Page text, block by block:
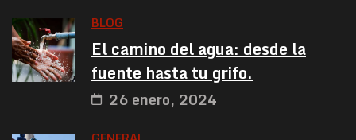
BLOG
El camino del agua: desde la
fuente hasta tu grifo.
26 enero, 2024